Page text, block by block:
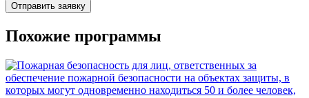
Отправить заявку
Похожие программы